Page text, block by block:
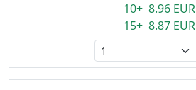
10+ 8.96 EUR
15+ 8.87 EUR